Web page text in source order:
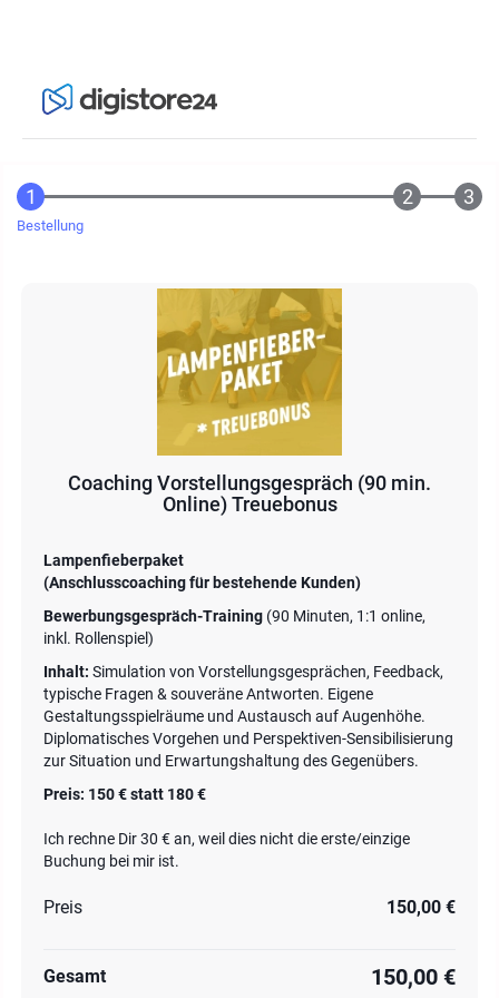
Bestellung
Coaching Vorstellungsgespräch (90 min.
Online) Treuebonus
Lampenfieberpaket
(Anschlusscoaching für bestehende Kunden)
Bewerbungsgespräch-Training (90 Minuten, 1:1 online,
inkl. Rollenspiel)
Inhalt: Simulation von Vorstellungsgesprächen, Feedback,
typische Fragen & souveräne Antworten. Eigene
Gestaltungsspielräume und Austausch auf Augenhöhe.
Diplomatisches Vorgehen und Perspektiven-Sensibilisierung
zur Situation und Erwartungshaltung des Gegenübers.
Preis: 150 € statt 180 €
Ich rechne Dir 30 € an, weil dies nicht die erste/einzige
Buchung bei mir ist.
Preis 150,00 €
Gesamt 150,00 €